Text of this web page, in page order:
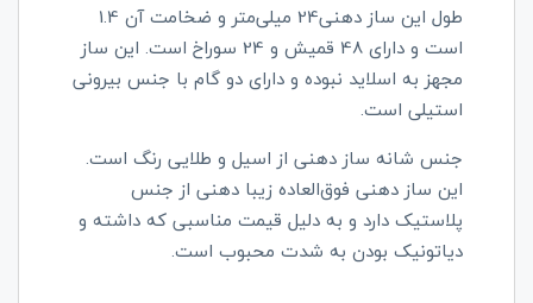
طول این ساز دهنی24 میلی‌متر و ضخامت آن 1.4
است و دارای 48 قمیش و 24 سوراخ است. این ساز
مجهز به اسلاید نبوده و دارای دو گام با جنس بیرونی
استیلی است.
جنس شانه ساز دهنی از اسیل و طلایی رنگ است.
این ساز دهنی فوق‌العاده زیبا دهنی از جنس
پلاستیک دارد و به دلیل قیمت مناسبی که داشته و
دیاتونیک بودن به شدت محبوب است.